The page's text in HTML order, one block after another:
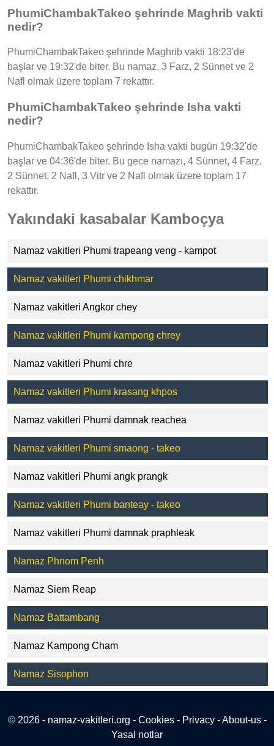
PhumiChambakTakeo şehrinde Maghrib vakti
nedir?
PhumiChambakTakeo şehrinde Maghrib vakti 18:23'de
başlar ve 19:32'de biter. Bu namaz, 3 Farz, 2 Sünnet ve 2
Nafl olmak üzere toplam 7 rekattır.
PhumiChambakTakeo şehrinde Isha vakti
nedir?
PhumiChambakTakeo şehrinde Isha vakti bugün 19:32'de
başlar ve 04:36'de biter. Bu gece namazı, 4 Sünnet, 4 Farz,
2 Sünnet, 2 Nafl, 3 Vitr ve 2 Nafl olmak üzere toplam 17
rekattır.
Yakındaki kasabalar Kamboçya
Namaz vakitleri Phumi trapeang veng - kampot
Namaz vakitleri Phumi chikhmar
Namaz vakitleri Angkor chey
Namaz vakitleri Phumi kampong chrey
Namaz vakitleri Phumi chre
Namaz vakitleri Phumi krasang khpos
Namaz vakitleri Phumi damnak reachea
Namaz vakitleri Phumi smaong - takeo
Namaz vakitleri Phumi angk prangk
Namaz vakitleri Phumi banteay - takeo
Namaz vakitleri Phumi damnak praphleak
Namaz Phnom Penh
Namaz Siem Reap
Namaz Battambang
Namaz Kampong Cham
Namaz Sisophon
© 2026 - namaz-vakitleri.org - Cookies- Privacy-About-us-
Yasal notlar